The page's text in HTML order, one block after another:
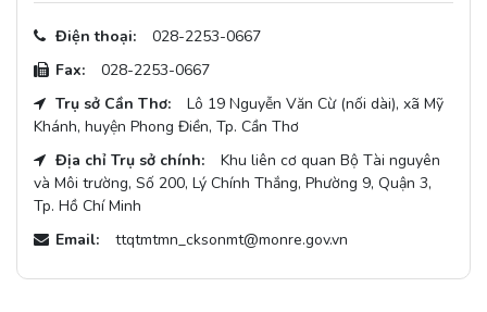
Điện thoại:
028-2253-0667
Fax:
028-2253-0667
Trụ sở Cần Thơ:
Lô 19 Nguyễn Văn Cừ (nối dài), xã Mỹ
Khánh, huyện Phong Điền, Tp. Cần Thơ
Địa chỉ Trụ sở chính:
Khu liên cơ quan Bộ Tài nguyên
và Môi trường, Số 200, Lý Chính Thắng, Phường 9, Quận 3,
Tp. Hồ Chí Minh
Email:
ttqtmtmn_cksonmt@monre.gov.vn